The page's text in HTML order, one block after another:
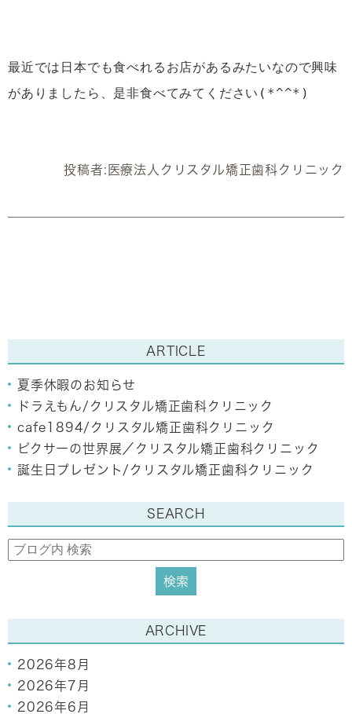
最近では日本でも食べれるお店があるみたいなので興味
がありましたら、是非食べてみてください(*^^*)
投稿者: 医療法人クリスタル矯正歯科クリニック
ARTICLE
夏季休暇のお知らせ
ドラえもん/クリスタル矯正歯科クリニック
cafe1894/クリスタル矯正歯科クリニック
ピクサーの世界展／クリスタル矯正歯科クリニック
誕生日プレゼント/クリスタル矯正歯科クリニック
SEARCH
ARCHIVE
2026年8月
2026年7月
2026年6月